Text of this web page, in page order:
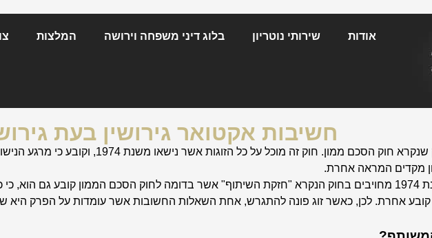
אודות שירותי נוטריון בלוג דיני משפחה וירושה המלצות
חשיבות אקטואר גירושין בעת
במדינת ישראל קיים חוק שנקרא חוק הסכם ממון.
מקדים המראה אחרת.
זוגות אשר נישאו לפני שנת 1974 מחויבים בחוק הנקרא "חזקת השיתוף" אשר בדומה לחוק הסכם הממון
אחרת. לכן, כאשר זוג פונה להתגרש, אחת השאלות החשובות אשר עומדות על הפרק היא